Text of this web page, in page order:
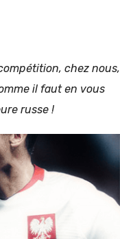
chez nous,
il faut en vous
russe !